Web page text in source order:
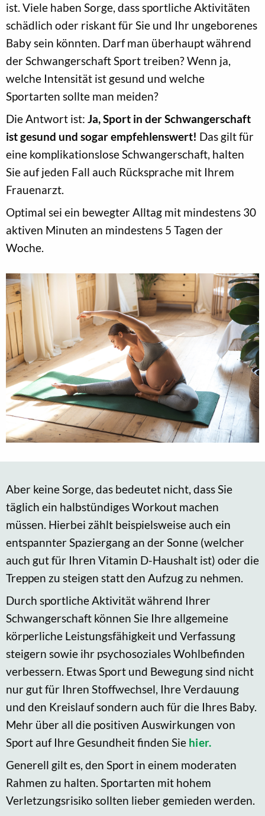
ist. Viele haben Sorge, dass sportliche Aktivitäten
schädlich oder riskant für Sie und Ihr ungeborenes
Baby sein könnten. Darf man überhaupt während
der Schwangerschaft Sport treiben? Wenn ja,
welche Intensität ist gesund und welche
Sportarten sollte man meiden?
Die Antwort ist: Ja, Sport in der Schwangerschaft
ist gesund und sogar empfehlenswert! Das gilt für
eine komplikationslose Schwangerschaft, halten
Sie auf jeden Fall auch Rücksprache mit Ihrem
Frauenarzt.
Optimal sei ein bewegter Alltag mit mindestens 30
aktiven Minuten an mindestens 5 Tagen der
Woche.
Aber keine Sorge, das bedeutet nicht, dass Sie
täglich ein halbstündiges Workout machen
müssen. Hierbei zählt beispielsweise auch ein
entspannter Spaziergang an der Sonne (welcher
auch gut für Ihren Vitamin D-Haushalt ist) oder die
Treppen zu steigen statt den Aufzug zu nehmen.
Durch sportliche Aktivität während Ihrer
Schwangerschaft können Sie Ihre allgemeine
körperliche Leistungsfähigkeit und Verfassung
steigern sowie ihr psychosoziales Wohlbefinden
verbessern. Etwas Sport und Bewegung sind nicht
nur gut für Ihren Stoffwechsel, Ihre Verdauung
und den Kreislauf sondern auch für die Ihres Baby.
Mehr über all die positiven Auswirkungen von
Sport auf Ihre Gesundheit finden Sie hier.
Generell gilt es, den Sport in einem moderaten
Rahmen zu halten. Sportarten mit hohem
Verletzungsrisiko sollten lieber gemieden werden.